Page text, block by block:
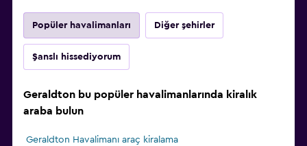
Popüler havalimanları Diğer şehirler
Şanslı hissediyorum
Geraldton bu popüler havalimanlarında kiralık
araba bulun
Geraldton Havalimanı araç kiralama